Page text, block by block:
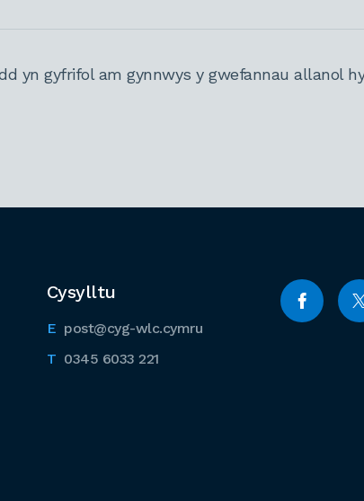
yn gyfrifol am gynnwys y gwefannau allanol
Cysylltu
post@cyg-wlc.cymru
0345 6033 221